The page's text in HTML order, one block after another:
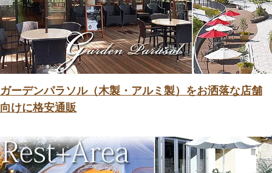
ガーデンパラソル（木製・アルミ製）をお洒落な店舗
向けに格安通販